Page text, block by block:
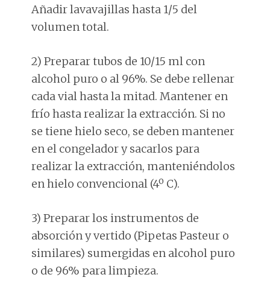
Añadir lavavajillas hasta 1/5 del
volumen total.
2) Preparar tubos de 10/15 ml con
alcohol puro o al 96%. Se debe rellenar
cada vial hasta la mitad. Mantener en
frío hasta realizar la extracción. Si no
se tiene hielo seco, se deben mantener
en el congelador y sacarlos para
realizar la extracción, manteniéndolos
en hielo convencional (4º C).
3) Preparar los instrumentos de
absorción y vertido (Pipetas Pasteur o
similares) sumergidas en alcohol puro
o de 96% para limpieza.